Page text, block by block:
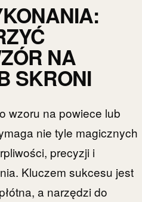
NA
SKRONI
wzoru na powiece lub
nie tyle magicznych
precyzji i
Kluczem sukcesu jest
a narzędzi do